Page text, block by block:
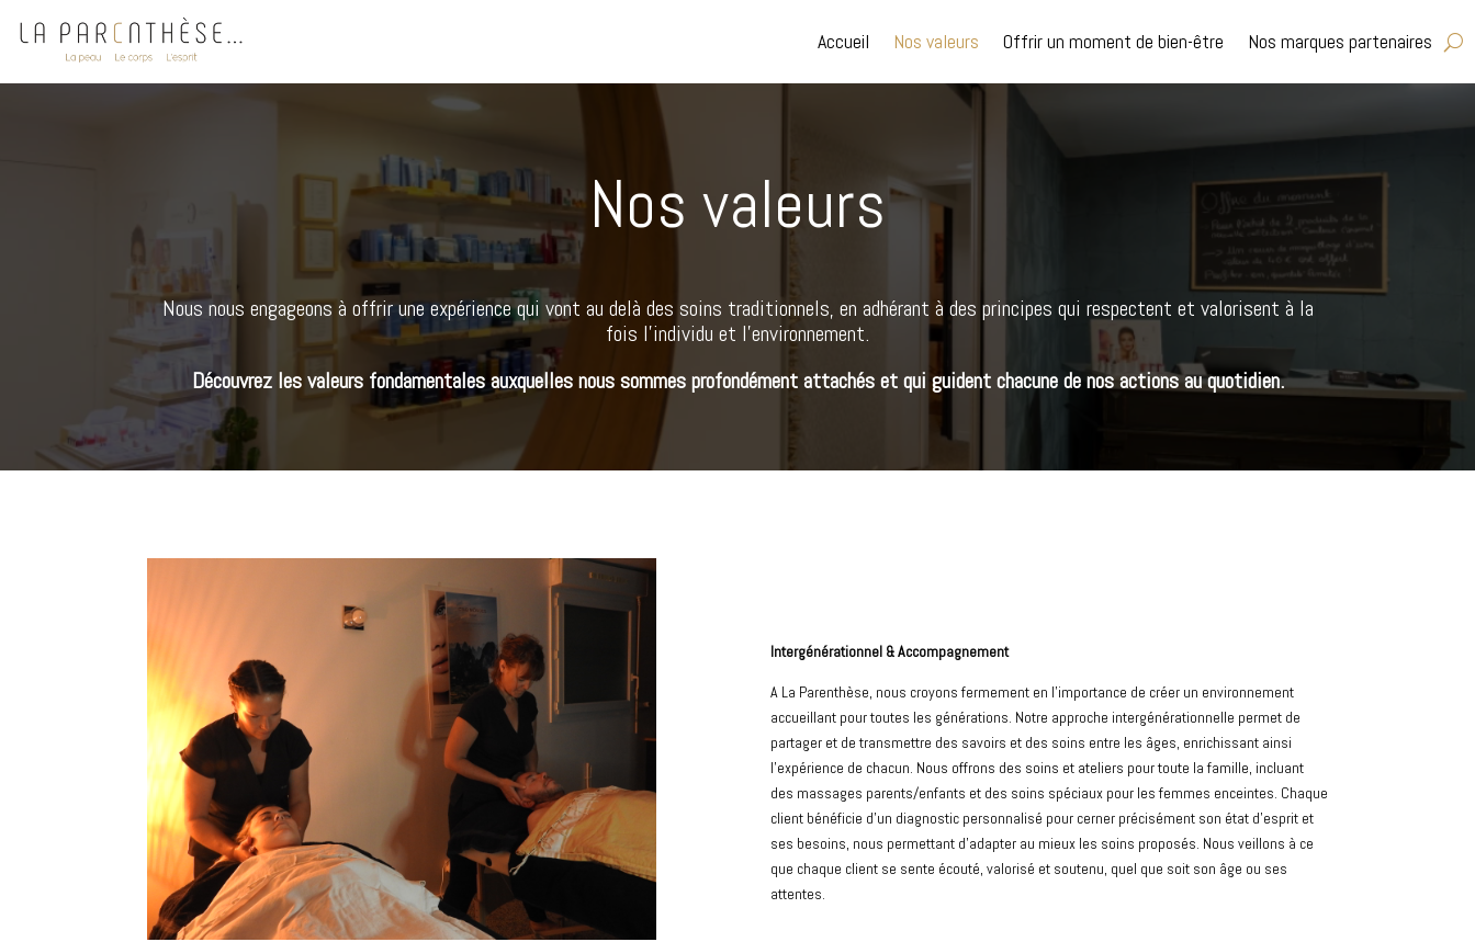
Accueil Nos valeurs Offrir un moment de bien-être Nos marques partenaires
Nos valeurs
Nous nous engageons à offrir une expérience qui vont au delà des soins traditionnels, en adhérant à des principes qui respectent et valorisent à la
fois l’individu et l’environnement.
Découvrez les valeurs fondamentales auxquelles nous sommes profondément attachés et qui guident chacune de nos actions au quotidien.
Intergénérationnel & Accompagnement
A La Parenthèse, nous croyons fermement en l’importance de créer un environnement
accueillant pour toutes les générations. Notre approche intergénérationnelle permet de
partager et de transmettre des savoirs et des soins entre les âges, enrichissant ainsi
l’expérience de chacun. Nous offrons des soins et ateliers pour toute la famille, incluant
des massages parents/enfants et des soins spéciaux pour les femmes enceintes. Chaque
client bénéficie d’un diagnostic personnalisé pour cerner précisément son état d’esprit et
ses besoins, nous permettant d’adapter au mieux les soins proposés. Nous veillons à ce
que chaque client se sente écouté, valorisé et soutenu, quel que soit son âge ou ses
attentes.